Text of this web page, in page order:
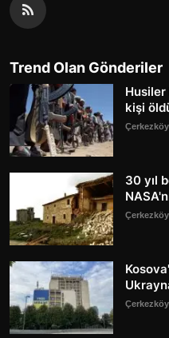
Trend Olan Gönderiler
Husiler
kişi
30 yıl